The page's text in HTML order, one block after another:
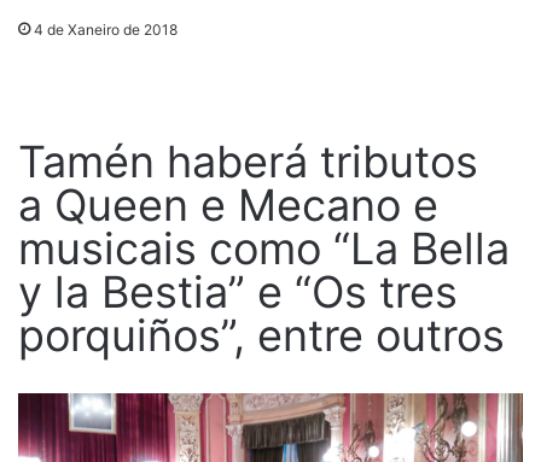
4 de Xaneiro de 2018
Tamén haberá tributos
a Queen e Mecano e
musicais como “La Bella
y la Bestia” e “Os tres
porquiños”, entre outros